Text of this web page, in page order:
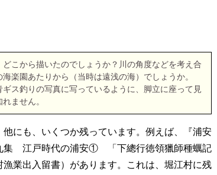
こから描いたのでしょうか？川の角度などを考え合
楽園あたりから（当時は遠浅の海）でしょうか。
ス釣りの写真に写っているように、脚立に座って見
ません。
にも、いくつか残っています。例えば、『浦安
集 江戸時代の浦安① 「下總行徳領獵師種蠣記
業出入留書）があります。これは、堀江村に残